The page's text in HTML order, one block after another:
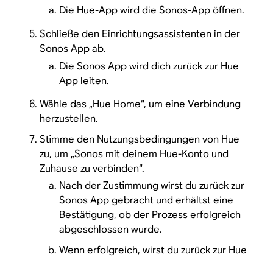
Die Hue-App wird die Sonos-App öffnen.
Schließe den Einrichtungsassistenten in der
Sonos App ab.
Die Sonos App wird dich zurück zur Hue
App leiten.
Wähle das „Hue Home“, um eine Verbindung
herzustellen.
Stimme den Nutzungsbedingungen von Hue
zu, um „Sonos mit deinem Hue-Konto und
Zuhause zu verbinden“.
Nach der Zustimmung wirst du zurück zur
Sonos App gebracht und erhältst eine
Bestätigung, ob der Prozess erfolgreich
abgeschlossen wurde.
Wenn erfolgreich, wirst du zurück zur Hue